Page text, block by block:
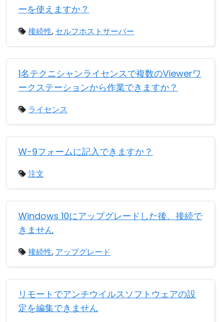
ーを使えますか？
接続性, セルフホストサーバー
1名テクニシャンライセンスで複数のViewerワ
ークステーションから作業できますか？
ライセンス
W-9フォームに記入できますか？
注文
Windows 10にアップグレードした後、接続で
きません
接続性, アップグレード
リモートでアンチウイルスソフトウェアの設
定を編集できません